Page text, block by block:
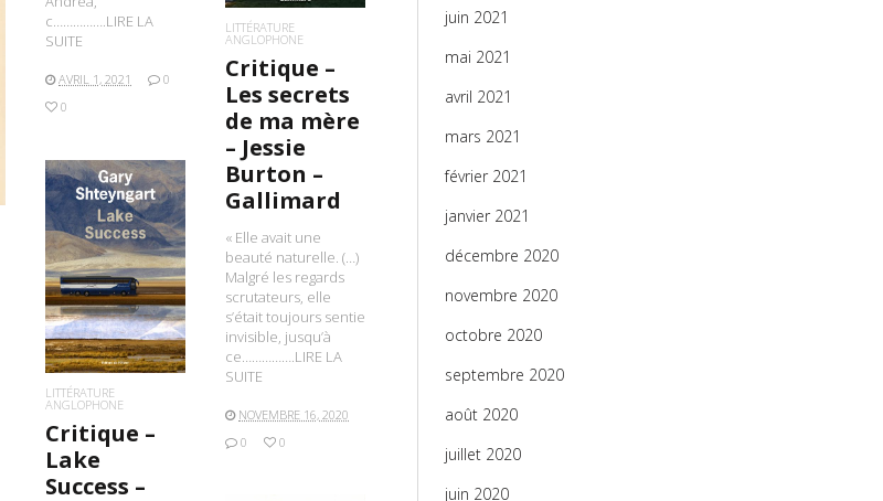
c…………….LIRE LA
SUITE
AVRIL 1, 2021
0
0
LITTÉRATURE
ANGLOPHONE
Critique –
Les secrets
de ma mère
– Jessie
Burton –
Gallimard
« Elle avait une
beauté naturelle. (…)
Malgré les regards
scrutateurs, elle
s’était toujours sentie
invisible, jusqu’à
ce…………….LIRE LA
SUITE
NOVEMBRE 16, 2020
0
0
LIRE LA SUITE
LITTÉRATURE
ANGLOPHONE
Critique –
Lake
Success –
juin 2021
mai 2021
avril 2021
mars 2021
février 2021
janvier 2021
décembre 2020
novembre 2020
octobre 2020
septembre 2020
août 2020
juillet 2020
juin 2020